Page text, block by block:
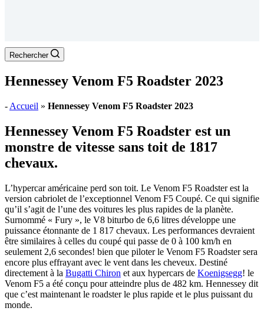
Rechercher
Hennessey Venom F5 Roadster 2023
- Accueil » Hennessey Venom F5 Roadster 2023
Hennessey Venom F5 Roadster est un
monstre de vitesse sans toit de 1817
chevaux.
L’hypercar américaine perd son toit. Le Venom F5 Roadster est la
version cabriolet de l’exceptionnel Venom F5 Coupé. Ce qui signifie
qu’il s’agit de l’une des voitures les plus rapides de la planète.
Surnommé « Fury », le V8 biturbo de 6,6 litres développe une
puissance étonnante de 1 817 chevaux. Les performances devraient
être similaires à celles du coupé qui passe de 0 à 100 km/h en
seulement 2,6 secondes! bien que piloter le Venom F5 Roadster sera
encore plus effrayant avec le vent dans les cheveux. Destiné
directement à la Bugatti Chiron et aux hypercars de Koenigsegg! le
Venom F5 a été conçu pour atteindre plus de 482 km. Hennessey dit
que c’est maintenant le roadster le plus rapide et le plus puissant du
monde.